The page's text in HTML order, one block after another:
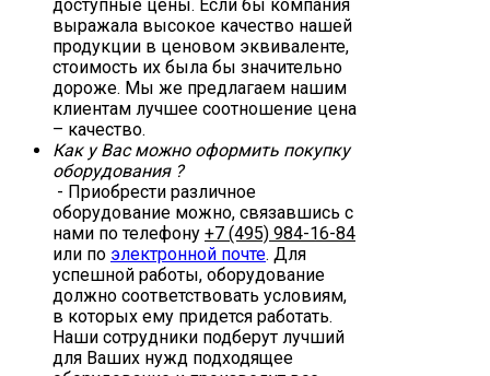
доступные цены. Если бы компания
выражала высокое качество нашей
продукции в ценовом эквиваленте,
стоимость их была бы значительно
дороже. Мы же предлагаем нашим
клиентам лучшее соотношение цена
– качество.
Как у Вас можно оформить покупку
оборудования ?
- Приобрести различное
оборудование можно, связавшись с
нами по телефону +7 (495) 984-16-84
или по электронной почте. Для
успешной работы, оборудование
должно соответствовать условиям,
в которых ему придется работать.
Наши сотрудники подберут лучший
для Ваших нужд подходящее